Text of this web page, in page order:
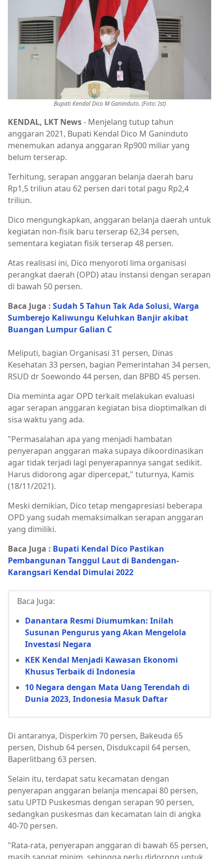
Bupati Kendal Dico M Ganinduto. (Foto: Ist)
KENDAL, LKT News- Menjelang tutup tahun
anggaran 2021, Bupati Kendal Dico M Ganinduto
menemukan adanya anggaran Rp900 miliar yang
belum terserap.
Terhitung, serapan anggaran belanja daerah baru
Rp1,5 triliun atau 62 persen dari total pagu Rp2,4
triliun.
Dico mengungkapkan, anggaran belanja daerah untuk
kegiatan non-fisik baru terserap 62,34 persen,
sementara kegiatan fisik terserap 48 persen.
Atas realisasi ini, Dico menyoroti lima organisasi
perangkat daerah (OPD) atau instansi dengan serapan
di bawah 50 persen.
Baca Juga : Sudah 5 Tahun Tak Ada Solusi, Warga
Sumberejo Kaliwungu Keluhkan Banjir akibat
Buangan Lumpur Galian C
Meliputi, bagian Organisasi 31 persen, Dinas
Kesehatan 33 persen, bagian Pemerintahan 34 persen,
RSUD dr Soewondo 44 persen, dan BPBD 45 persen.
Dia meminta agar OPD terkait melakukan evaluasi
agar serapan anggaran kegiatan bisa dioptimalkan di
sisa waktu yang ada.
"Permasalahan apa yang menjadi hambatan
penyerapan anggaran maka supaya dikoordinasikan
agar tidak terjadi lagi penyerapannya sangat sedikit.
Harus didorong agar dipercepat," tuturnya, Kamis
(18/11/2021).
Meski demikian, Dico tetap mengapresiasi beberapa
OPD yang sudah memaksimalkan serapan anggaran
yang dimiliki.
Baca Juga : Bupati Kendal Dico Pastikan
Pembangunan Tanggul Laut di Bandengan-
Karangsari Kendal Dimulai 2022
Baca Juga:
Danantara Resmi Diumumkan: Inilah
Susunan Pengurus yang Akan Mengelola
Investasi Negara
KEK Kendal Menjadi Kawasan Ekonomi
Khusus Terbaik di Indonesia
10 Negara dengan Mata Uang Terendah di
Dunia 2023, Indonesia Masuk Daftar
Di antaranya, Disperkim 70 persen, Bakeuda 65
persen, Dishub 64 persen, Disdukcapil 64 persen,
Baperlitbang 63 persen.
Selain itu, terdapat satu kecamatan dengan
penyerapan anggaran belanja mencapai 80 persen,
satu UPTD Puskesmas dengan serapan 90 persen,
sedangkan puskesmas dan kecamatan lain di angka
40-70 persen.
"Rata-rata, penyerapan anggaran di bawah 65 persen,